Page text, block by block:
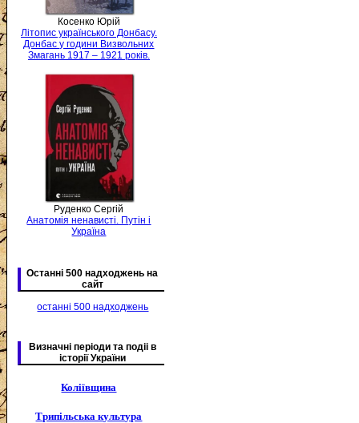
Косенко Юрій
Літопис українського Донбасу.
Донбас у години Визвольних
Змагань 1917 – 1921 років.
Руденко Сергій
Анатомія ненависті. Путін і
Україна
Останні 500 надходжень на
сайт
останні 500 надходжень
Визначні періоди та подіі в
історії України
Коліївщина
Трипільська культура